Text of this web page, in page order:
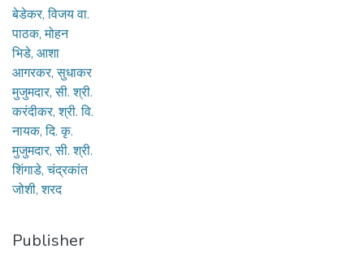
बेडेकर, विजय वा.
पाठक, मोहन
भिडे, आशा
आगरकर, सुधाकर
मुजुमदार, सी. श्री.
करंदीकर, श्री. वि.
नायक, दि. कृ.
मुजुमदार, सी. श्री.
शिंगाडे, चंद्रकांत
जोशी, शरद
Publisher